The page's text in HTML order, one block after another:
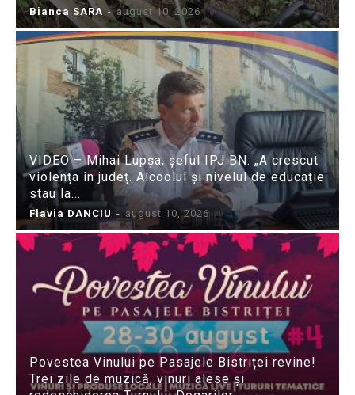
Bianca SARA - august 10, 2026
VIDEO – Mihai Lupșa, șeful IPJ BN: „A crescut
violența în județ. Alcoolul și nivelul de educație
stau la...
Flavia DANCIU - august 10, 2026
Povestea Vinului pe Pasajele Bistriței revine!
Trei zile de muzică, vinuri alese și